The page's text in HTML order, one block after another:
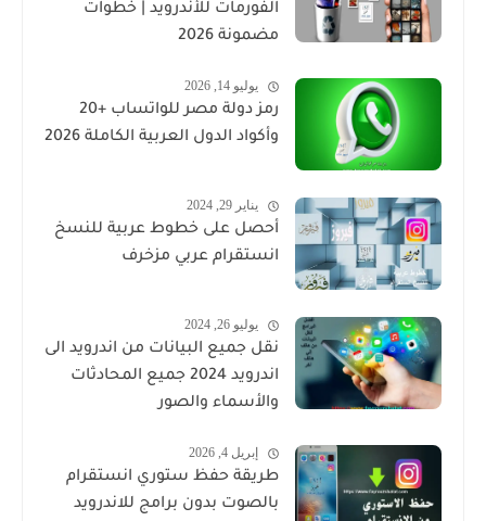
الفورمات للأندرويد | خطوات
مضمونة 2026
يوليو 14, 2026
رمز دولة مصر للواتساب +20
وأكواد الدول العربية الكاملة 2026
يناير 29, 2024
أحصل على خطوط عربية للنسخ
انستقرام عربي مزخرف
يوليو 26, 2024
نقل جميع البيانات من اندرويد الى
اندرويد 2024 جميع المحادثات
والأسماء والصور
إبريل 4, 2026
طريقة حفظ ستوري انستقرام
بالصوت بدون برامج للاندرويد